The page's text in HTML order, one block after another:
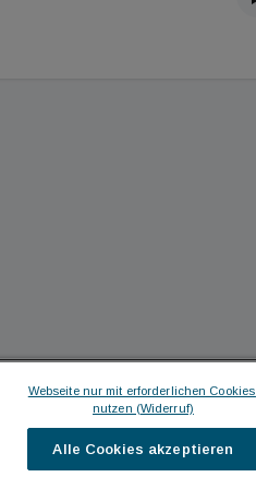
ICH MÖCHTE ...
Webseite nur mit erforderlichen Cookies
nutzen (Widerruf)
Alle Cookies akzeptieren